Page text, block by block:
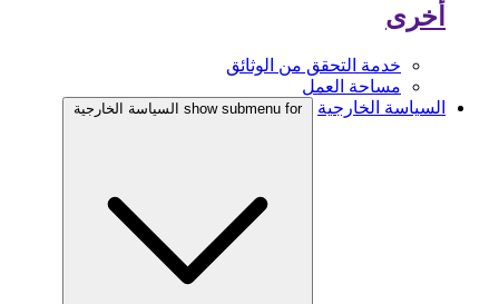
أخرى
خدمة التحقق من الوثائق
مساحة العمل
السياسة الخارجية
show submenu for السياسة الخارجية